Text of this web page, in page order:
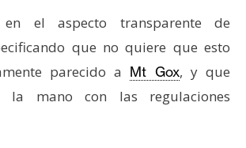
el aspecto transparente de
que no quiere que esto
parecido a Mt Gox, y que
mano con las regulaciones